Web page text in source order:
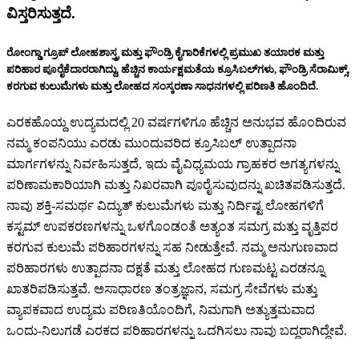
ವಿಸ್ತರಿಸುತ್ತದೆ.
ರೋಂಗ್ಡಾ ಗ್ರೂಪ್ ಲೋಹಶಾಸ್ತ್ರ ಮತ್ತು ಫೌಂಡ್ರಿ ಕೈಗಾರಿಕೆಗಳಲ್ಲಿ ಪ್ರಮುಖ ತಯಾರಕ ಮತ್ತು
ಪರಿಹಾರ ಪೂರೈಕೆದಾರರಾಗಿದ್ದು, ಹೆಚ್ಚಿನ ಕಾರ್ಯಕ್ಷಮತೆಯ ಕ್ರೂಸಿಬಲ್‌ಗಳು, ಫೌಂಡ್ರಿ ಸೆರಾಮಿಕ್ಸ್,
ಕರಗುವ ಕುಲುಮೆಗಳು ಮತ್ತು ಲೋಹದ ಸಂಸ್ಕರಣಾ ಸಾಧನಗಳಲ್ಲಿ ಪರಿಣತಿ ಹೊಂದಿದೆ.
ಎರಕಹೊಯ್ದ ಉದ್ಯಮದಲ್ಲಿ 20 ವರ್ಷಗಳಿಗೂ ಹೆಚ್ಚಿನ ಅನುಭವ ಹೊಂದಿರುವ
ನಮ್ಮ ಕಂಪನಿಯು ಎರಡು ಮುಂದುವರಿದ ಕ್ರೂಸಿಬಲ್ ಉತ್ಪಾದನಾ
ಮಾರ್ಗಗಳನ್ನು ನಿರ್ವಹಿಸುತ್ತದೆ, ಇದು ವೈವಿಧ್ಯಮಯ ಗ್ರಾಹಕರ ಅಗತ್ಯಗಳನ್ನು
ಪರಿಣಾಮಕಾರಿಯಾಗಿ ಮತ್ತು ನಿಖರವಾಗಿ ಪೂರೈಸುವುದನ್ನು ಖಚಿತಪಡಿಸುತ್ತದೆ.
ನಾವು ಶಕ್ತಿ-ಸಮರ್ಥ ವಿದ್ಯುತ್ ಕುಲುಮೆಗಳು ಮತ್ತು ನಿರ್ದಿಷ್ಟ ಲೋಹಗಳಿಗೆ
ಕಸ್ಟಮ್ ಉಪಕರಣಗಳನ್ನು ಒಳಗೊಂಡಂತೆ ಅತ್ಯಂತ ಸಮಗ್ರ ಮತ್ತು ವೃತ್ತಿಪರ
ಕರಗುವ ಕುಲುಮೆ ಪರಿಹಾರಗಳನ್ನು ಸಹ ನೀಡುತ್ತೇವೆ. ನಮ್ಮ ಅನುಗುಣವಾದ
ಪರಿಹಾರಗಳು ಉತ್ಪಾದನಾ ದಕ್ಷತೆ ಮತ್ತು ಲೋಹದ ಗುಣಮಟ್ಟ ಎರಡನ್ನೂ
ಖಾತರಿಪಡಿಸುತ್ತವೆ. ಅಸಾಧಾರಣ ತಂತ್ರಜ್ಞಾನ, ಸಮಗ್ರ ಸೇವೆಗಳು ಮತ್ತು
ವ್ಯಾಪಕವಾದ ಉದ್ಯಮ ಪರಿಣತಿಯೊಂದಿಗೆ, ನಿಮಗಾಗಿ ಅತ್ಯುತ್ತಮವಾದ
ಒಂದು-ನಿಲುಗಡೆ ಎರಕದ ಪರಿಹಾರಗಳನ್ನು ಒದಗಿಸಲು ನಾವು ಬದ್ಧರಾಗಿದ್ದೇವೆ.